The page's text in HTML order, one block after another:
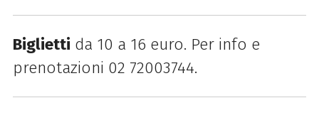
Biglietti da 10 a 16 euro. Per info e
prenotazioni 02 72003744.